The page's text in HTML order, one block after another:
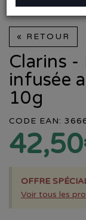
« RETOUR
Clarins -
infusée
10g
CODE EAN:
OFFRE
Voir tous les